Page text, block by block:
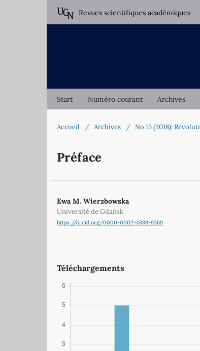
Start Numéro courant Archives
Revues scientifiques académiques
Accueil / Archives / No 15 (2018):
Préface
Ewa M. Wierzbowska
Université de Gdańsk
https://orcid.org/0000-0002-4888-9369
Téléchargements